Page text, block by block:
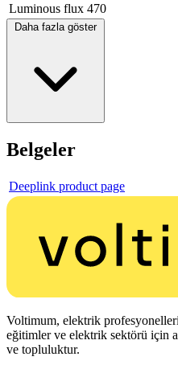
Luminous flux 470
Daha fazla göster
Belgeler
Deeplink product page
Voltimum, elektrik
eğitimler ve elektrik sektörü için
ve topluluktur.